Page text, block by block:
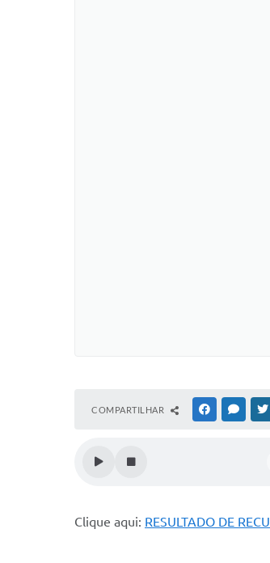
COMPARTILHAR FACEBOOK
Clique aqui: RESULTADO DE